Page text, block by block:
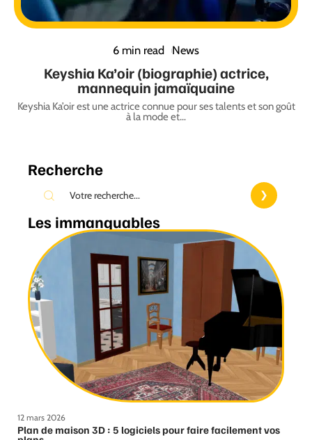
6 min read News
Keyshia Ka’oir (biographie) actrice,
mannequin jamaïquaine
Keyshia Ka’oir est une actrice connue pour ses talents et son goût
à la mode et…
Recherche
Les immanquables
12 mars 2026
Plan de maison 3D : 5 logiciels pour faire facilement vos